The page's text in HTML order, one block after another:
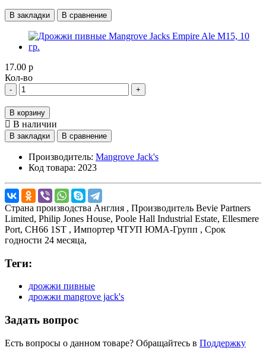
В закладки В сравнение
17.00 р
Кол-во
- +
В корзину
В наличии
В закладки В сравнение
Производитель: Mangrove Jack's
Код товара: 2023
Страна производства Англия , Производитель Bevie Partners
Limited, Philip Jones House, Poole Hall Industrial Estate, Ellesmere
Port, CH66 1ST , Импортер ЧТУП ЮМА-Групп , Срок
годности 24 месяца,
Теги:
дрожжи пивные
дрожжи mangrove jack's
Задать вопрос
Есть вопросы о данном товаре? Обращайтесь в Поддержку